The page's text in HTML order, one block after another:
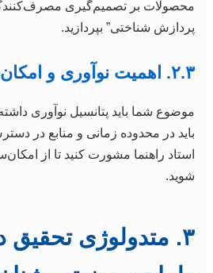
محصولات بر تصمیم‌گیری
پردازش شناختی” بپردازید.
۲.۳. اهمیت نوآوری و امکان‌سنجی
موضوع شما باید پتانسیل نوآوری
باید در محدوده زمانی و منابع در
استاد راهنما مشورت کنید تا از
شوید.
۳. متدولوژی تحقیق